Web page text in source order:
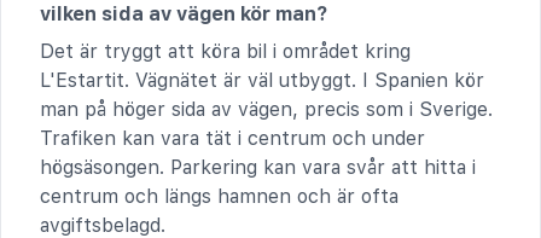
vilken sida av vägen kör man?
Det är tryggt att köra bil i området kring
L'Estartit. Vägnätet är väl utbyggt. I Spanien kör
man på höger sida av vägen, precis som i Sverige.
Trafiken kan vara tät i centrum och under
högsäsongen. Parkering kan vara svår att hitta i
centrum och längs hamnen och är ofta
avgiftsbelagd.